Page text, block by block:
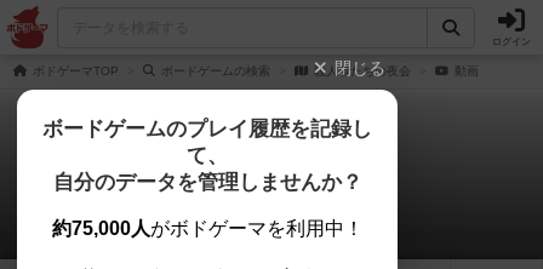
ログイン
ボドゲーマTOP ボードゲームの検索 殺人者たちの夜会 動画
殺人者たちの夜会
0件の動画
閉じる
ボードゲームのプレイ履歴を記録し
て、
自分のデータを管理しませんか？
約75,000人がボドゲーマを利用中！